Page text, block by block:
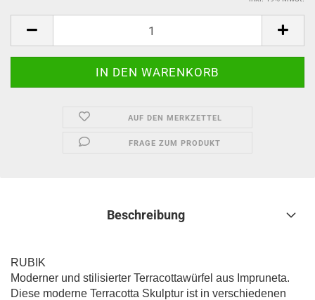
AUF DEN MERKZETTEL
FRAGE ZUM PRODUKT
Beschreibung
RUBIK
Moderner und stilisierter Terracottawürfel aus Impruneta.
Diese moderne Terracotta Skulptur ist in verschiedenen